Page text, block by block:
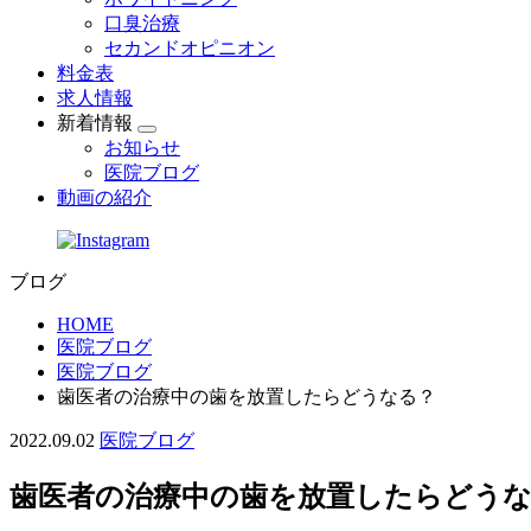
口臭治療
セカンドオピニオン
料金表
求人情報
新着情報
お知らせ
医院ブログ
動画の紹介
ブログ
HOME
医院ブログ
医院ブログ
歯医者の治療中の歯を放置したらどうなる？
2022.09.02 医院ブログ
歯医者の治療中の歯を放置したらどう